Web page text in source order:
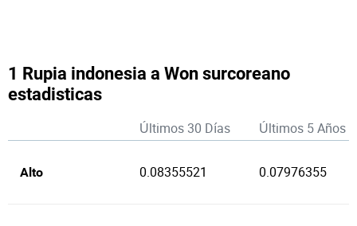
1 Rupia indonesia a Won surcoreano
estadisticas
Últimos 30 Días Últimos 5 Años
Alto 0.08355521 0.07976355